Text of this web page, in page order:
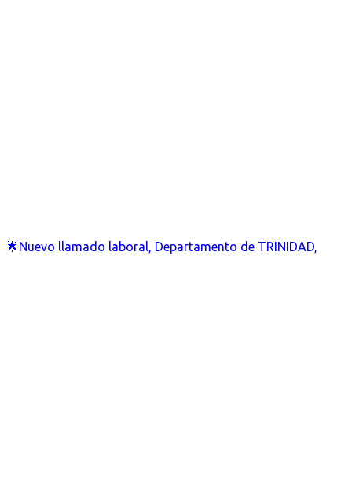
🌟Nuevo llamado laboral, Departamento de TRINIDAD,